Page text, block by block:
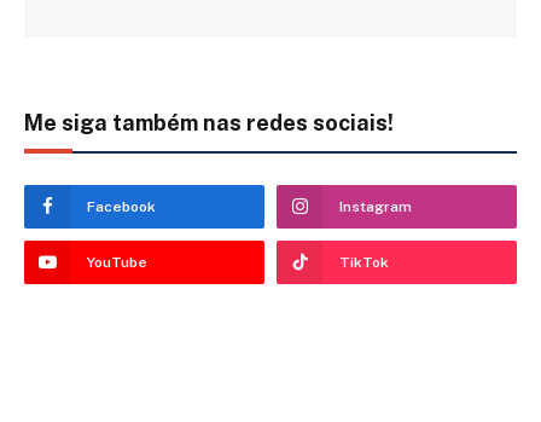
Me siga também nas redes sociais!
Facebook Instagram
YouTube TikTok